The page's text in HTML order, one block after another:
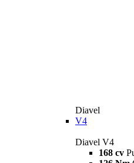
Diavel
V4
Diavel V4
168 cv